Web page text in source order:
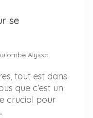
se
Alyssa
tout est dans
que c’est un
crucial pour